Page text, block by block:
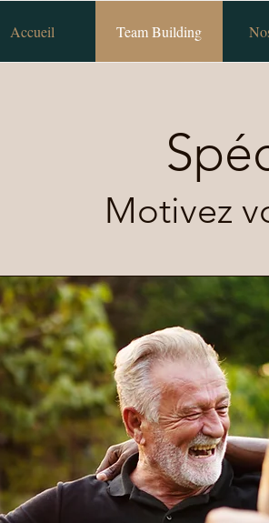
Accueil Team Building
Motivez